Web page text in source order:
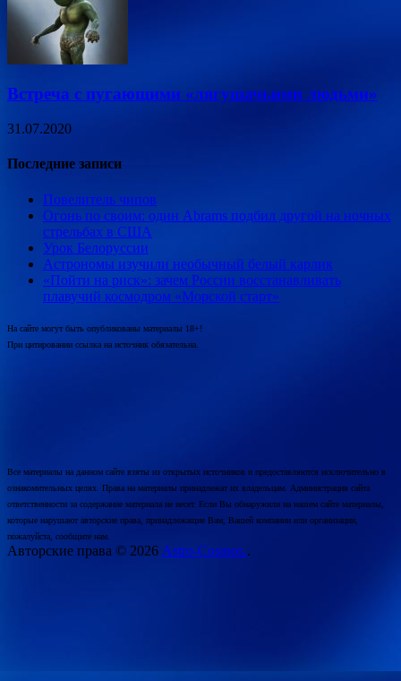
Встреча с пугающими «лягушачьими людьми»
31.07.2020
Последние записи
Повелитель чипов
Огонь по своим: один Abrams подбил другой на ночных
стрельбах в США
Урок Белоруссии
Астрономы изучили необычный белый карлик
«Пойти на риск»: зачем России восстанавливать
плавучий космодром «Морской старт»
На сайте могут быть опубликованы материалы 18+!
При цитировании ссылка на источник обязательна.
Все материалы на данном сайте взяты из открытых источников и предоставляются исключительно в
ознакомительных целях. Права на материалы принадлежат их владельцам. Администрация сайта
ответственности за содержание материала не несет. Если Вы обнаружили на нашем сайте материалы,
которые нарушают авторские права, принадлежащие Вам, Вашей компании или организации,
пожалуйста, сообщите нам.
Авторские права © 2026 Astro-Cosmos..